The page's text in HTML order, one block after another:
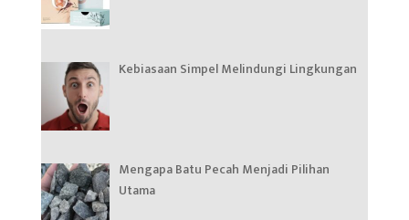
Kebiasaan Simpel Melindungi Lingkungan
Mengapa Batu Pecah Menjadi Pilihan
Utama